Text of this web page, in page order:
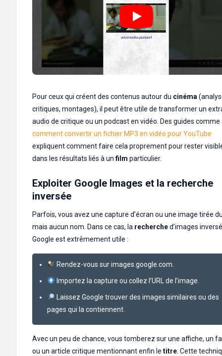
Pour ceux qui créent des contenus autour du cinéma
critiques, montages), il peut être utile de transformer un
audio de critique ou un podcast en vidéo. Des guides comme
comment convertir un fichier MP3 en vidéo pour YouTube
expliquent comment faire cela proprement pour rester
dans les résultats liés à un film particulier.
Exploiter Google Images et la recherche
inversée
Parfois, vous avez une capture d’écran ou une image tirée
mais aucun nom. Dans ce cas, la recherched’images
Google est extrêmement utile :
Rendez-vous sur images.google.com.
Importez la capture ou collez l’URL de l’image.
Laissez Google trouver des images similaires ou des
pages qui la contiennent.
Avec un peu de chance, vous tomberez sur une affiche, un
ou un article critique mentionnant enfin le titre . Cette